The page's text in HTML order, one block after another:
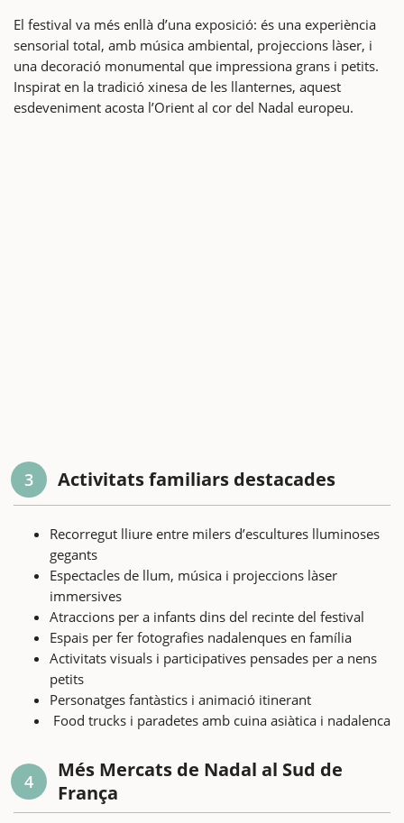
El festival va més enllà d’una exposició: és una experiència
sensorial total, amb música ambiental, projeccions làser, i
una decoració monumental que impressiona grans i petits.
Inspirat en la tradició xinesa de les llanternes, aquest
esdeveniment acosta l’Orient al cor del Nadal europeu.
3 Activitats familiars destacades
Recorregut lliure entre milers d’escultures lluminoses
gegants
Espectacles de llum, música i projeccions làser
immersives
Atraccions per a infants dins del recinte del festival
Espais per fer fotografies nadalenques en família
Activitats visuals i participatives pensades per a nens
petits
Personatges fantàstics i animació itinerant
Food trucks i paradetes amb cuina asiàtica i nadalenca
4
Més Mercats de Nadal al Sud de
França